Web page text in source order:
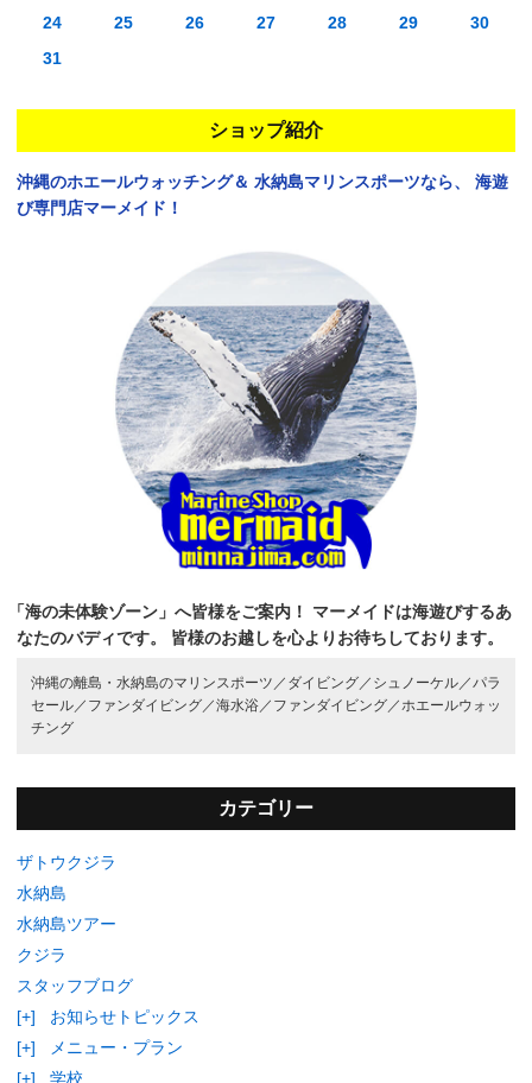
24 25 26 27 28 29
30
31
ショップ紹介
沖縄のホエールウォッチング＆ 水納島マリンスポーツなら、
海遊
び専門店マーメイド！
「海の未体験ゾーン」へ皆様をご案内！
マーメイドは海遊びするあ
なたのバディです。
皆様のお越しを心よりお待ちしております。
沖縄の離島・水納島のマリンスポーツ／ ダイビング／ シュノーケル／ パラ
セール／ ファンダイビング／海水浴／ ファンダイビング／ ホエールウォッ
チング
カテゴリー
ザトウクジラ
水納島
水納島ツアー
クジラ
スタッフブログ
[+]
お知らせトピックス
[+]
メニュー・プラン
[+]
学校